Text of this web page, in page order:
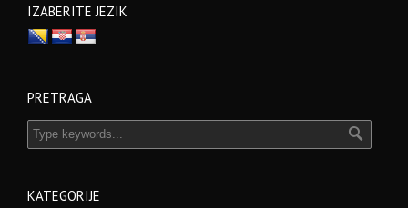
IZABERITE JEZIK
PRETRAGA
KATEGORIJE